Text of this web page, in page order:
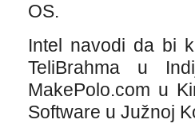
OS.
Intel navodi da bi
TeliBrahma u
MakePolo.com u
Software u Južnoj